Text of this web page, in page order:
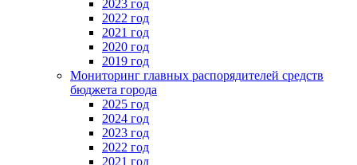
2023 год
2022 год
2021 год
2020 год
2019 год
Мониторинг главных распорядителей средств
бюджета города
2025 год
2024 год
2023 год
2022 год
2021 год